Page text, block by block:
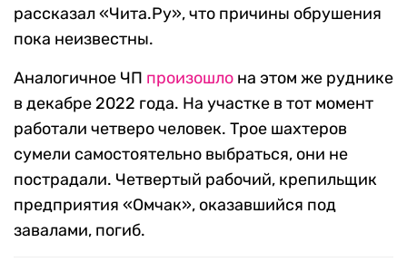
рассказал «Чита.Ру», что причины обрушения
пока неизвестны.
Аналогичное ЧП произошло на этом же руднике
в декабре 2022 года. На участке в тот момент
работали четверо человек. Трое шахтеров
сумели самостоятельно выбраться, они не
пострадали. Четвертый рабочий, крепильщик
предприятия «Омчак», оказавшийся под
завалами, погиб.